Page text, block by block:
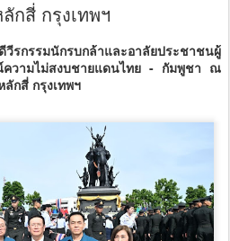
กสี่ กรุงเทพฯ
รกรรมนักรบกล้าและอาลัยประชาชนผู้
ความไม่สงบชายแดนไทย - กัมพูชา ณ
กสี่ กรุงเทพฯ